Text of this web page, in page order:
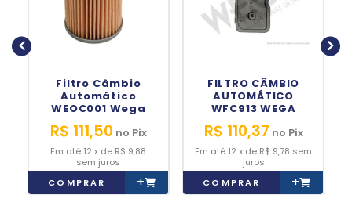
Filtro Câmbio
Automático
WEOC001 Wega
R$ 111,50 no Pix
12 x de R$ 9,88
sem juros
COMPRAR
+
FILTRO CÂMBIO
AUTOMÁTICO
WFC913 WEGA
R$ 110,37 no Pix
12 x de R$ 9,78 sem
juros
COMPRAR
+